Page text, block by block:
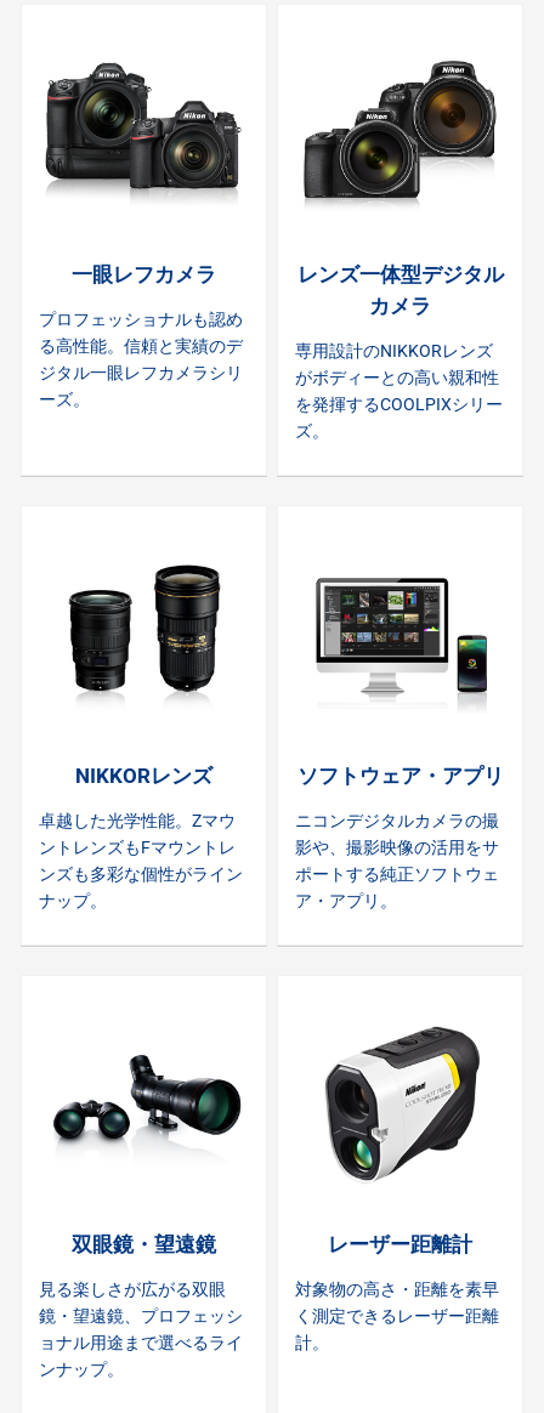
一眼レフカメラ
プロフェッショナルも認め
る高性能。信頼と実績のデ
ジタル一眼レフカメラシリ
ーズ。
レンズ一体型デジタル
カメラ
専用設計のNIKKORレンズ
がボディーとの高い親和性
を発揮するCOOLPIXシリー
ズ。
NIKKORレンズ
卓越した光学性能。Zマウ
ントレンズもFマウントレ
ンズも多彩な個性がライン
ナップ。
ソフトウェア・アプリ
ニコンデジタルカメラの撮
影や、撮影映像の活用をサ
ポートする純正ソフトウェ
ア・アプリ。
双眼鏡・望遠鏡
見る楽しさが広がる双眼
鏡・望遠鏡、プロフェッシ
ョナル用途まで選べるライ
ンナップ。
レーザー距離計
対象物の高さ・距離を素早
く測定できるレーザー距離
計。